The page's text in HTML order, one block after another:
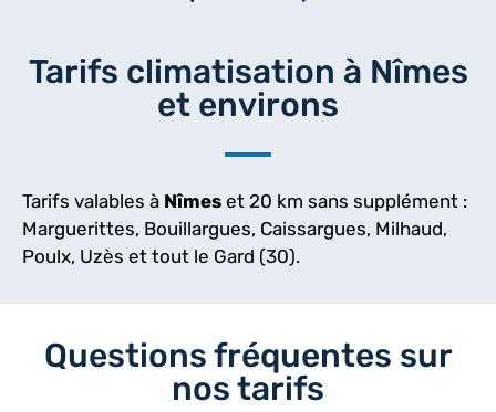
Tarifs climatisation à Nîmes
et environs
Tarifs valables à Nîmes et 20 km sans supplément :
Marguerittes, Bouillargues, Caissargues, Milhaud,
Poulx, Uzès et tout le Gard (30).
Questions fréquentes sur
nos tarifs